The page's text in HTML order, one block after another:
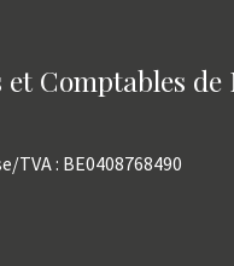
et Comptables
: BE0408768490